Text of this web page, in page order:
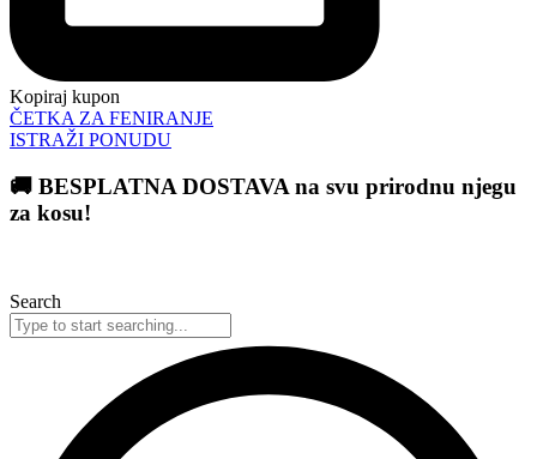
Kopiraj kupon
ČETKA ZA FENIRANJE
ISTRAŽI PONUDU
🚚 BESPLATNA DOSTAVA na svu prirodnu njegu
za kosu!
Search